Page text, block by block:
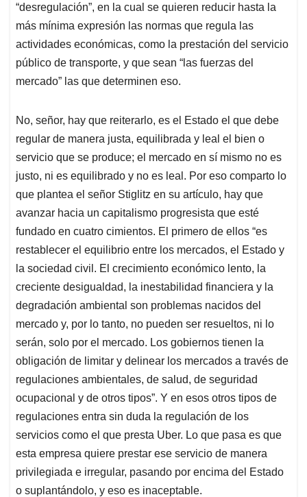
“desregulación”, en la cual se quieren reducir hasta la
más mínima expresión las normas que regula las
actividades económicas, como la prestación del servicio
público de transporte, y que sean “las fuerzas del
mercado” las que determinen eso.
No, señor, hay que reiterarlo, es el Estado el que debe
regular de manera justa, equilibrada y leal el bien o
servicio que se produce; el mercado en sí mismo no es
justo, ni es equilibrado y no es leal. Por eso comparto lo
que plantea el señor Stiglitz en su artículo, hay que
avanzar hacia un capitalismo progresista que esté
fundado en cuatro cimientos. El primero de ellos “es
restablecer el equilibrio entre los mercados, el Estado y
la sociedad civil. El crecimiento económico lento, la
creciente desigualdad, la inestabilidad financiera y la
degradación ambiental son problemas nacidos del
mercado y, por lo tanto, no pueden ser resueltos, ni lo
serán, solo por el mercado. Los gobiernos tienen la
obligación de limitar y delinear los mercados a través de
regulaciones ambientales, de salud, de seguridad
ocupacional y de otros tipos”. Y en esos otros tipos de
regulaciones entra sin duda la regulación de los
servicios como el que presta Uber. Lo que pasa es que
esta empresa quiere prestar ese servicio de manera
privilegiada e irregular, pasando por encima del Estado
o suplantándolo, y eso es inaceptable.